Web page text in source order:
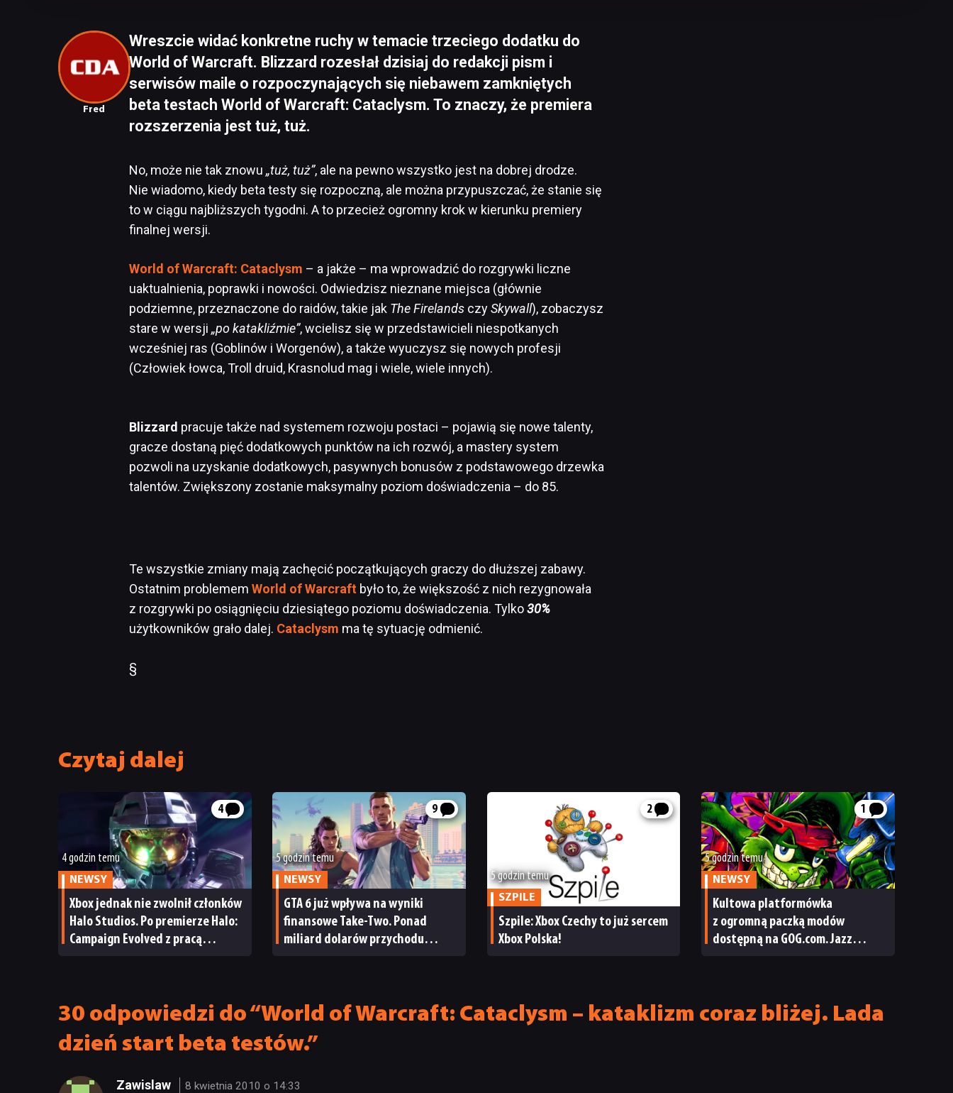
Fred
Wreszcie widać konkretne ruchy w temacie trzeciego dodatku do
World of Warcraft. Blizzard rozesłał dzisiaj do redakcji pism i
serwisów maile o rozpoczynających się niebawem zamkniętych
beta testach World of Warcraft: Cataclysm. To znaczy, że premiera
rozszerzenia jest tuż, tuż.
No, może nie tak znowu „tuż, tuż”, ale na pewno wszystko jest na dobrej drodze.
Nie wiadomo, kiedy beta testy się rozpoczną, ale można przypuszczać, że stanie się
to w ciągu najbliższych tygodni. A to przecież ogromny krok w kierunku premiery
finalnej wersji.
World of Warcraft: Cataclysm – a jakże – ma wprowadzić do rozgrywki liczne
uaktualnienia, poprawki i nowości. Odwiedzisz nieznane miejsca (głównie
podziemne, przeznaczone do raidów, takie jak The Firelands czySkywall), zobaczysz
stare w wersji „po katakliźmie”, wcielisz się w przedstawicieli niespotkanych
wcześniej ras (Goblinów i Worgenów), a także wyuczysz się nowych profesji
(Człowiek łowca, Troll druid, Krasnolud mag i wiele, wiele innych).
Blizzard pracuje także nad systemem rozwoju postaci – pojawią się nowe talenty,
gracze dostaną pięć dodatkowych punktów na ich rozwój, a mastery system
pozwoli na uzyskanie dodatkowych, pasywnych bonusów z podstawowego drzewka
talentów. Zwiększony zostanie maksymalny poziom doświadczenia – do 85.
Te wszystkie zmiany mają zachęcić początkujących graczy do dłuższej zabawy.
Ostatnim problemem World of Warcraft było to, że większość z nich rezygnowała
z rozgrywki po osiągnięciu dziesiątego poziomu doświadczenia. Tylko30%
użytkowników grało dalej. Cataclysm ma tę sytuację odmienić.
§
Czytaj dalej
4
4 godzin temu
NEWSY
Xbox jednak nie zwolnił członków
Halo Studios. Po premierze Halo:
Campaign Evolved z pracą
9
5 godzin temu
NEWSY
GTA 6 już wpływa na wyniki
finansowe Take-Two. Ponad
miliard dolarów przychodu
2
5 godzin temu
SZPILE
Szpile: Xbox Czechy to już sercem
Xbox Polska!
1
5 godzin temu
NEWSY
Kultowa platformówka
z ogromną paczką modów
dostępną na GOG.com. Jazz
30 odpowiedzi do “World of Warcraft: Cataclysm – kataklizm coraz bliżej. Lada
dzień start beta testów.”
Zawislaw 8 kwietnia 2010 o 14:33